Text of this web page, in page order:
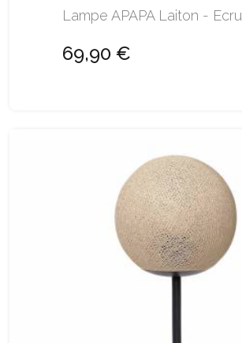
Lampe APAPA Laiton - Ecru
69,90 €